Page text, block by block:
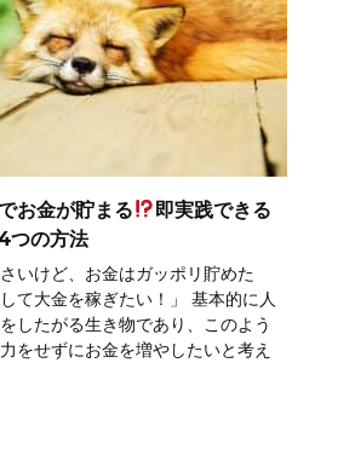
お金が貯まる
即実践できる
つの方法
さいけど、お金はガッポリ貯めた
て大金を稼ぎたい！」 基本的に人
したがる生き物であり、このよう
をせずにお金を増やしたいと考え